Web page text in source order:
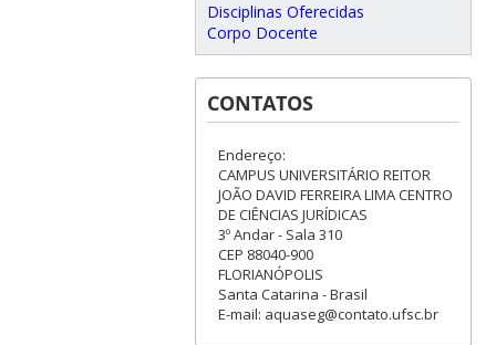
Disciplinas Oferecidas
Corpo Docente
CONTATOS
Endereço:
CAMPUS UNIVERSITÁRIO REITOR
JOÃO DAVID FERREIRA LIMA CENTRO
DE CIÊNCIAS JURÍDICAS
3º Andar - Sala 310
CEP 88040-900
FLORIANÓPOLIS
Santa Catarina - Brasil
E-mail: aquaseg@contato.ufsc.br